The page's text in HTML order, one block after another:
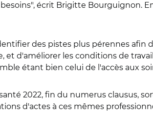
écrit Brigitte Bourguignon.
des pistes plus pérennes afin
d'améliorer les conditions de
étant bien celui de l'accès aux
2022, fin du numerus clausus,
d'actes à ces mêmes